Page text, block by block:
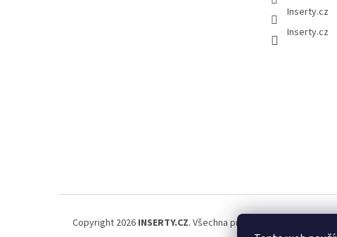
Inserty.cz
Inserty.cz
Copyright 2026 INSERTY.CZ. Všechna práva vyhrazena.